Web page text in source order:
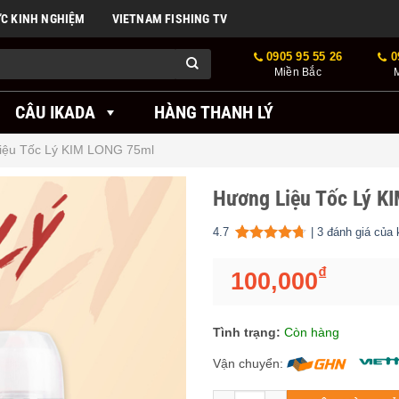
KINH NGHIỆM VIETNAM FISHING TV
0905 95 55 26
Miền Bắc
CÂU IKADA HÀNG THANH LÝ
Tốc Lý KIM LONG 75ml
Hương Liệu Tốc Lý
4.7 3đánh giá của
100,000₫
Tình trạng: Còn hàng
Vận chuyển: